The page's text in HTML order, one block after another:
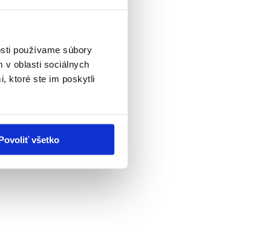
používame súbory
v oblasti sociálnych
ktoré ste im poskytli
všetko